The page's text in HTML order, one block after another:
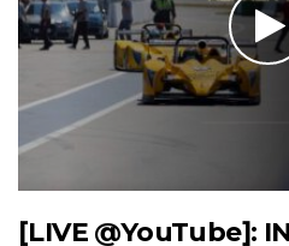
[LIVE @YouTube]: